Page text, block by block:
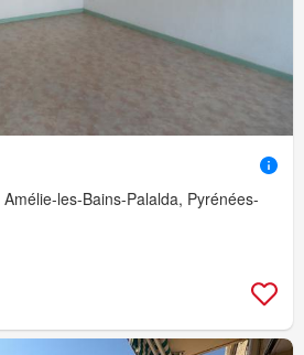
les-Bains-Palalda, Pyrénées-